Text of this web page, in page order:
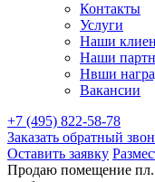
Контакты
Услуги
Наши
Наши
Нвши
Вакансии
+7 (495) 822-58-78
Заказать обратный
Оставить заявку
Продаю помещение